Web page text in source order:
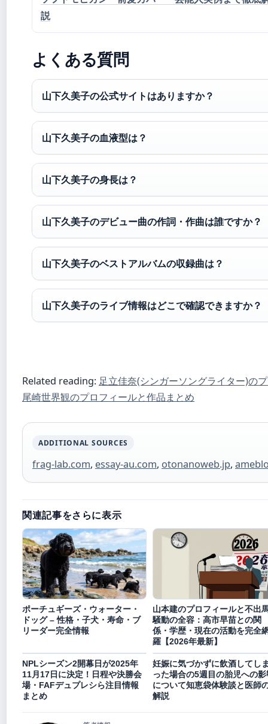
説
よくある質問
山下久美子の公式サイトはありますか？
山下久美子の血液型は？
山下久美子の身長は？
山下久美子のデビュー曲の作詞・作曲は誰ですか？
山下久美子のベストアルバムの収録曲は？
山下久美子のライブ情報はどこで確認できますか？
Related reading: 足立佳奈(シンガーソングライター)の
尾崎世界観のプロフィールと作品まとめ
ADDITIONAL SOURCES
frag-lab.com, essay-au.com, otonanoweb.jp,
関連記事をさらに表示
ポーチュギーズ・ウォーター・
ドッグ – 性格・子犬・寿命・ブ
リーダー完全情報
山本建のプロフィールと不出
騒動の全容：高市早苗との関
係・学歴・現在の活動を完全
羅【2026年最新】
NPLシーズン2開幕日が2025年
11月17日に決定！日程や決勝会
場・FAFデュプレシら注目情報
まとめ
妊娠に気づかずに飲酒してし
った場合の5週目の胎児への影
について知恵袋体験談と医師
解説